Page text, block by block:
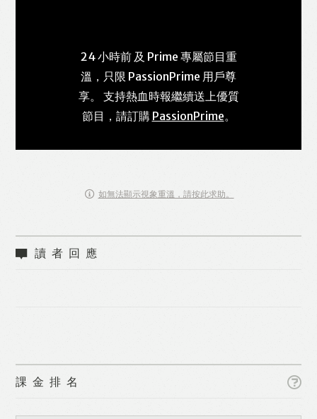
24 小時前 及 Prime 專屬節目重
溫，只限 PassionPrime 用戶尊
享。 支持熱血時報繼續送上優質
節目，請訂購 PassionPrime。
如無法顯示視象重溫，請按此求助。
讀者回應
課金排名